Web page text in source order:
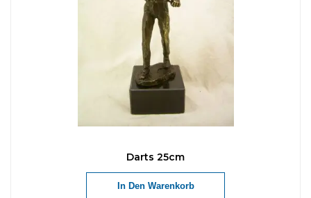
Darts 25cm
In Den Warenkorb